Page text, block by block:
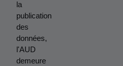
la
publication
des
données,
l'AUD
demeure